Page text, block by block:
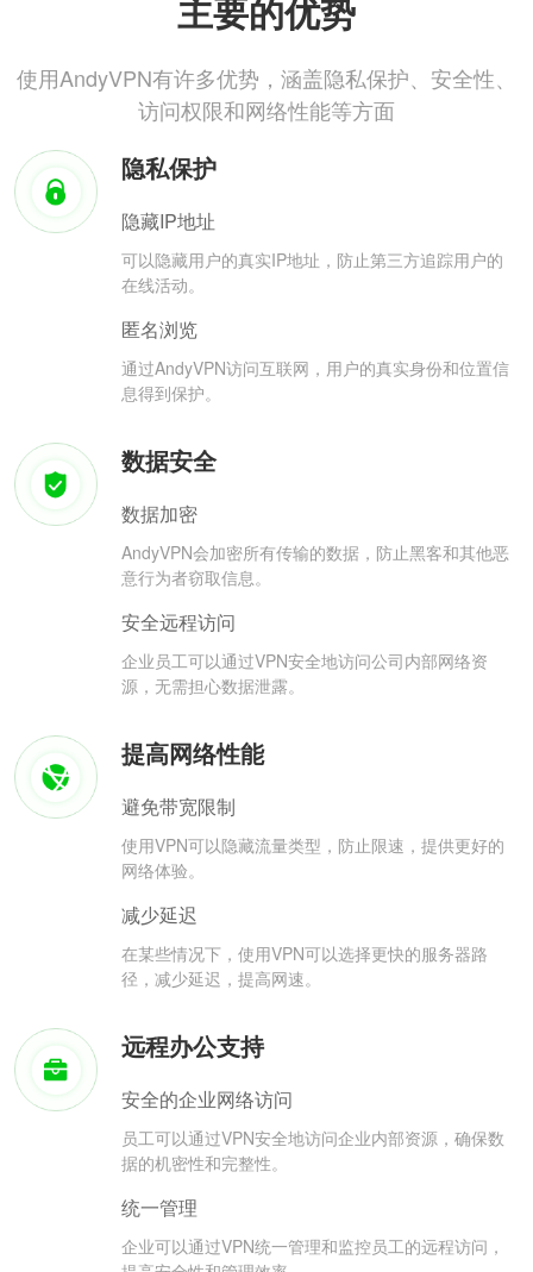
主要的优势
使用AndyVPN有许多优势，涵盖隐私保护、安全性、
访问权限和网络性能等方面
隐私保护
隐藏IP地址
可以隐藏用户的真实IP地址，防止第三方追踪用户的
在线活动。
匿名浏览
通过AndyVPN访问互联网，用户的真实身份和位置信
息得到保护。
数据安全
数据加密
AndyVPN会加密所有传输的数据，防止黑客和其他恶
意行为者窃取信息。
安全远程访问
企业员工可以通过VPN安全地访问公司内部网络资
源，无需担心数据泄露。
提高网络性能
避免带宽限制
使用VPN可以隐藏流量类型，防止限速，提供更好的
网络体验。
减少延迟
在某些情况下，使用VPN可以选择更快的服务器路
径，减少延迟，提高网速。
远程办公支持
安全的企业网络访问
员工可以通过VPN安全地访问企业内部资源，确保数
据的机密性和完整性。
统一管理
企业可以通过VPN统一管理和监控员工的远程访问，